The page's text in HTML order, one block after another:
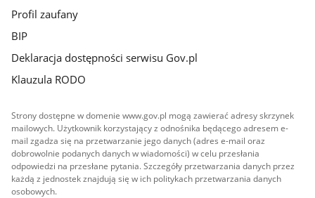
Profil zaufany
BIP
Deklaracja dostępności serwisu Gov.pl
Klauzula RODO
Strony dostępne w domenie www.gov.pl mogą zawierać adresy skrzynek
mailowych. Użytkownik korzystający z odnośnika będącego adresem e-
mail zgadza się na przetwarzanie jego danych (adres e-mail oraz
dobrowolnie podanych danych w wiadomości) w celu przesłania
odpowiedzi na przesłane pytania. Szczegóły przetwarzania danych przez
każdą z jednostek znajdują się w ich politykach przetwarzania danych
osobowych.